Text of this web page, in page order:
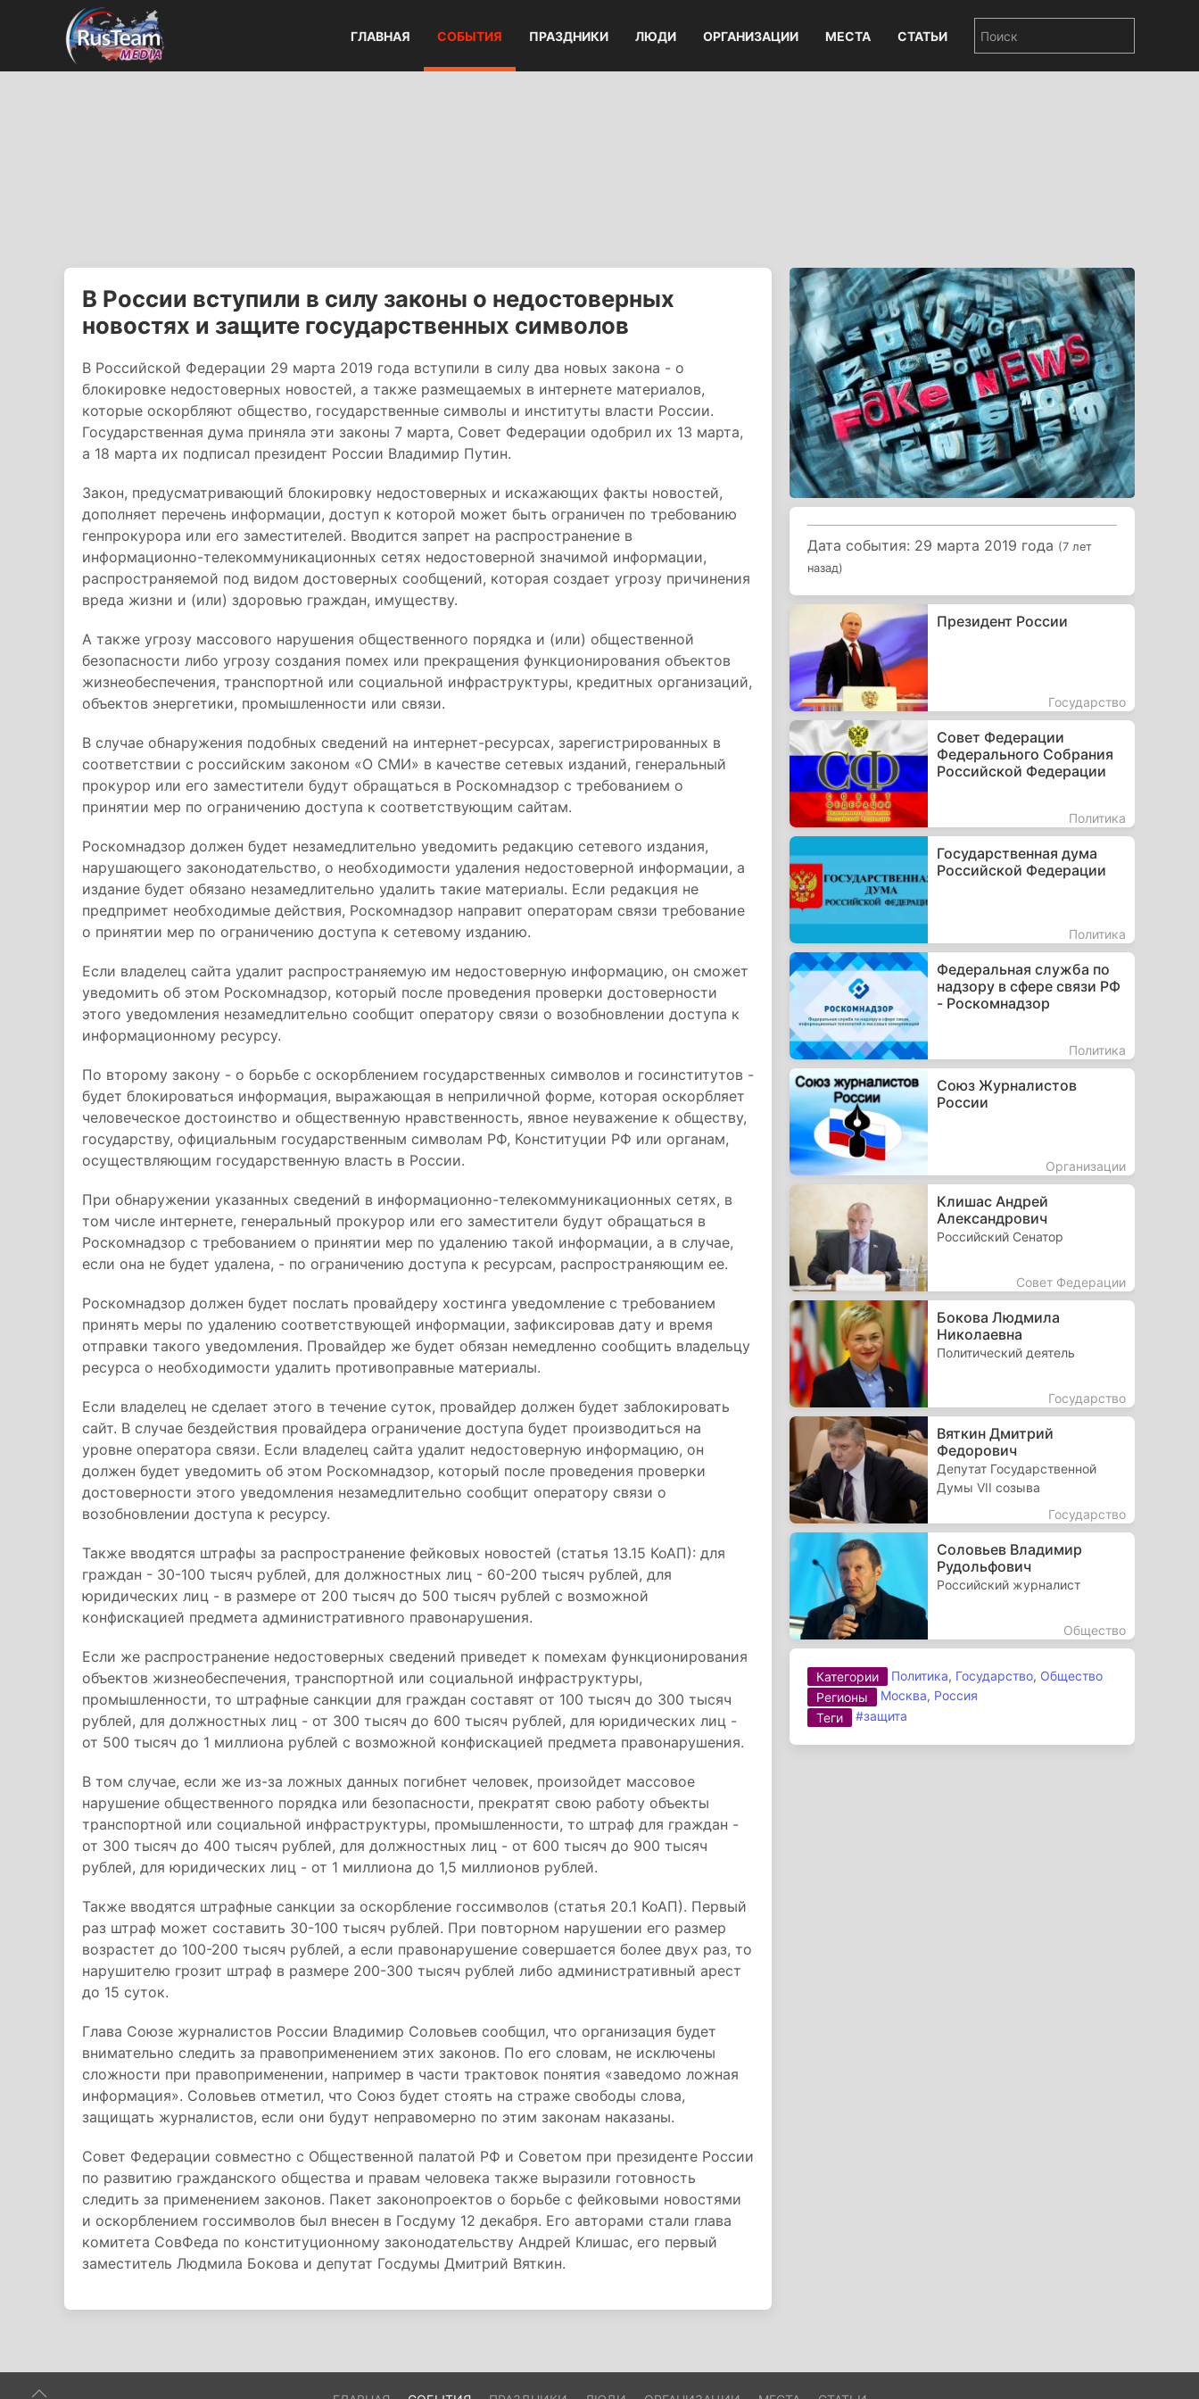
ГЛАВНАЯ СОБЫТИЯ ПРАЗДНИКИ ЛЮДИ ОРГАНИЗАЦИИ МЕСТА СТАТЬИ
В России вступили в силу законы о недостоверных
новостях и защите государственных символов
В Российской Федерации 29 марта 2019 года вступили в силу два новых закона - о
блокировке недостоверных новостей, а также размещаемых в интернете материалов,
которые оскорбляют общество, государственные символы и институты власти России.
Государственная дума приняла эти законы 7 марта, Совет Федерации одобрил их 13 марта,
а 18 марта их подписал президент России Владимир Путин.
Закон, предусматривающий блокировку недостоверных и искажающих факты новостей,
дополняет перечень информации, доступ к которой может быть ограничен по требованию
генпрокурора или его заместителей. Вводится запрет на распространение в
информационно-телекоммуникационных сетях недостоверной значимой информации,
распространяемой под видом достоверных сообщений, которая создает угрозу причинения
вреда жизни и (или) здоровью граждан, имуществу.
А также угрозу массового нарушения общественного порядка и (или) общественной
безопасности либо угрозу создания помех или прекращения функционирования объектов
жизнеобеспечения, транспортной или социальной инфраструктуры, кредитных организаций,
объектов энергетики, промышленности или связи.
В случае обнаружения подобных сведений на интернет-ресурсах, зарегистрированных в
соответствии с российским законом «О СМИ» в качестве сетевых изданий, генеральный
прокурор или его заместители будут обращаться в Роскомнадзор с требованием о
принятии мер по ограничению доступа к соответствующим сайтам.
Роскомнадзор должен будет незамедлительно уведомить редакцию сетевого издания,
нарушающего законодательство, о необходимости удаления недостоверной информации, а
издание будет обязано незамедлительно удалить такие материалы. Если редакция не
предпримет необходимые действия, Роскомнадзор направит операторам связи требование
о принятии мер по ограничению доступа к сетевому изданию.
Если владелец сайта удалит распространяемую им недостоверную информацию, он сможет
уведомить об этом Роскомнадзор, который после проведения проверки достоверности
этого уведомления незамедлительно сообщит оператору связи о возобновлении доступа к
информационному ресурсу.
По второму закону - о борьбе с оскорблением государственных символов и госинститутов -
будет блокироваться информация, выражающая в неприличной форме, которая оскорбляет
человеческое достоинство и общественную нравственность, явное неуважение к обществу,
государству, официальным государственным символам РФ, Конституции РФ или органам,
осуществляющим государственную власть в России.
При обнаружении указанных сведений в информационно-телекоммуникационных сетях, в
том числе интернете, генеральный прокурор или его заместители будут обращаться в
Роскомнадзор с требованием о принятии мер по удалению такой информации, а в случае,
если она не будет удалена, - по ограничению доступа к ресурсам, распространяющим ее.
Роскомнадзор должен будет послать провайдеру хостинга уведомление с требованием
принять меры по удалению соответствующей информации, зафиксировав дату и время
отправки такого уведомления. Провайдер же будет обязан немедленно сообщить владельцу
ресурса о необходимости удалить противоправные материалы.
Если владелец не сделает этого в течение суток, провайдер должен будет заблокировать
сайт. В случае бездействия провайдера ограничение доступа будет производиться на
уровне оператора связи. Если владелец сайта удалит недостоверную информацию, он
должен будет уведомить об этом Роскомнадзор, который после проведения проверки
достоверности этого уведомления незамедлительно сообщит оператору связи о
возобновлении доступа к ресурсу.
Также вводятся штрафы за распространение фейковых новостей (статья 13.15 КоАП): для
граждан - 30-100 тысяч рублей, для должностных лиц - 60-200 тысяч рублей, для
юридических лиц - в размере от 200 тысяч до 500 тысяч рублей с возможной
конфискацией предмета административного правонарушения.
Если же распространение недостоверных сведений приведет к помехам функционирования
объектов жизнеобеспечения, транспортной или социальной инфраструктуры,
промышленности, то штрафные санкции для граждан составят от 100 тысяч до 300 тысяч
рублей, для должностных лиц - от 300 тысяч до 600 тысяч рублей, для юридических лиц -
от 500 тысяч до 1 миллиона рублей с возможной конфискацией предмета правонарушения.
В том случае, если же из-за ложных данных погибнет человек, произойдет массовое
нарушение общественного порядка или безопасности, прекратят свою работу объекты
транспортной или социальной инфраструктуры, промышленности, то штраф для граждан -
от 300 тысяч до 400 тысяч рублей, для должностных лиц - от 600 тысяч до 900 тысяч
рублей, для юридических лиц - от 1 миллиона до 1,5 миллионов рублей.
Также вводятся штрафные санкции за оскорбление госсимволов (статья 20.1 КоАП). Первый
раз штраф может составить 30-100 тысяч рублей. При повторном нарушении его размер
возрастет до 100-200 тысяч рублей, а если правонарушение совершается более двух раз, то
нарушителю грозит штраф в размере 200-300 тысяч рублей либо административный арест
до 15 суток.
Глава Союзе журналистов России Владимир Соловьев сообщил, что организация будет
внимательно следить за правоприменением этих законов. По его словам, не исключены
сложности при правоприменении, например в части трактовок понятия «заведомо ложная
информация». Соловьев отметил, что Союз будет стоять на страже свободы слова,
защищать журналистов, если они будут неправомерно по этим законам наказаны.
Совет Федерации совместно с Общественной палатой РФ и Советом при президенте России
по развитию гражданского общества и правам человека также выразили готовность
следить за применением законов. Пакет законопроектов о борьбе с фейковыми новостями
и оскорблением госсимволов был внесен в Госдуму 12 декабря. Его авторами стали глава
комитета СовФеда по конституционному законодательству Андрей Клишас, его первый
заместитель Людмила Бокова и депутат Госдумы Дмитрий Вяткин.
Дата события: 29 марта 2019 года (7 лет
назад)
Президент России
Государство
Совет Федерации
Федерального Собрания
Российской Федерации
Политика
Государственная дума
Российской Федерации
Политика
Федеральная служба по
надзору в сфере связи РФ
- Роскомнадзор
Политика
Союз Журналистов
России
Организации
Клишас Андрей
Александрович
Российский Сенатор
Совет Федерации
Бокова Людмила
Николаевна
Политический деятель
Государство
Вяткин Дмитрий
Федорович
Депутат Государственной
Думы VII созыва
Государство
Соловьев Владимир
Рудольфович
Российский журналист
Общество
Категории Политика, Государство, Общество
Регионы
Москва, Россия
Теги
#защита